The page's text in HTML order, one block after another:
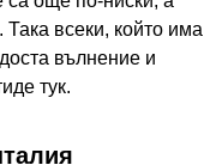
всеки, който има
вълнение и
тук.